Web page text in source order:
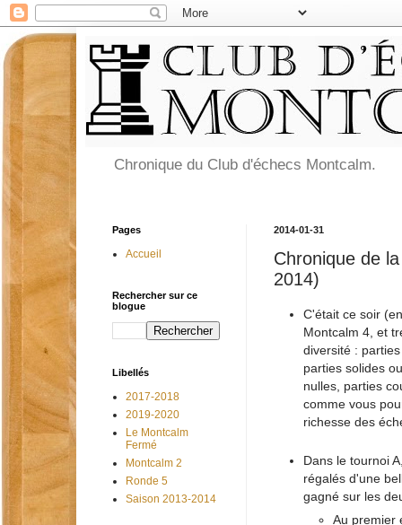
Chronique du Club d'échecs Montcalm.
2014-01-31
Chronique de
2014)
C'était ce soir
Montcalm 4, et
diversité :
parties solides
nulles, parties
comme vous
richesse des
Dans le tournoi
régalés d'une
gagné sur les
Au premier
Pages
Accueil
Rechercher sur ce
blogue
Libellés
2017-2018
2019-2020
Le Montcalm
Fermé
Montcalm 2
Ronde 5
Saison 2013-2014